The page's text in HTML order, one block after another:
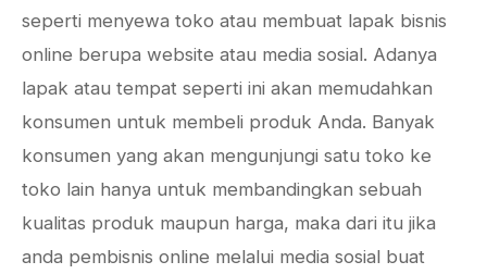
seperti menyewa toko atau membuat lapak bisnis
online berupa website atau media sosial. Adanya
lapak atau tempat seperti ini akan memudahkan
konsumen untuk membeli produk Anda. Banyak
konsumen yang akan mengunjungi satu toko ke
toko lain hanya untuk membandingkan sebuah
kualitas produk maupun harga, maka dari itu jika
anda pembisnis online melalui media sosial buat